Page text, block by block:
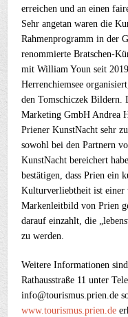
erreichen und an einen
Sehr angetan waren die
Rahmenprogramm in der
renommierte Bratschen-
mit William Youn seit
Herrenchiemsee
den Tomschiczek Bildern.
Marketing GmbH Andrea
Priener KunstNacht sehr
sowohl bei den Partnern
KunstNacht bereichert
bestätigen, dass Prien ein
Kulturverliebtheit ist einer
Markenleitbild von Prien
darauf einzahlt, die
zu werden.
Weitere Informationen
Rathausstraße 11 unter
info@tourismus.prien.de
www.tourismus.prien.de